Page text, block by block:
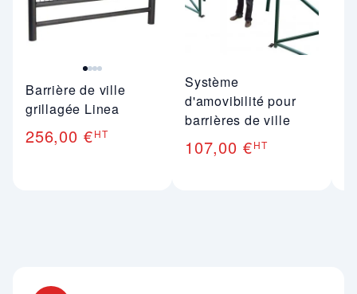
Barrière de ville
grillagée Linea
256,00 €HT
Système
d'amovibilité pour
barrières de ville
107,00 €HT